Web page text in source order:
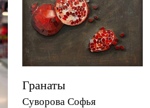
Гранаты
Суворова Софья